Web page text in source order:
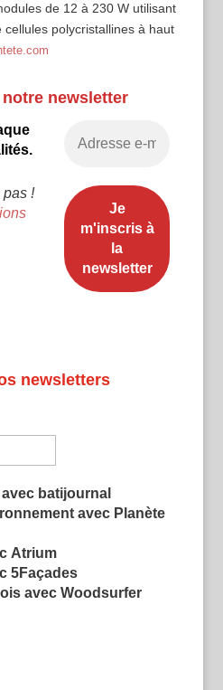
de 12 à 230 W utilisant
polycristallines à haut
newsletter
!
newsletters
batijournal
avec Planète
Atrium
5Façades
avec Woodsurfer